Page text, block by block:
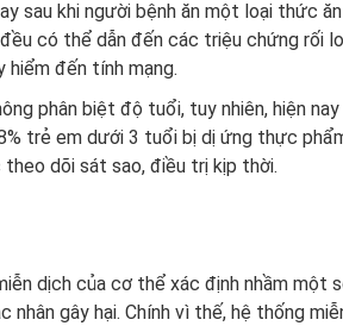
sau khi người bệnh ăn một loại thức ăn
có thể dẫn đến các triệu chứng rối
hiểm đến tính mạng.
phân biệt độ tuổi, tuy nhiên, hiện nay
trẻ em dưới 3 tuổi bị dị ứng thực
dõi sát sao, điều trị kịp thời.
dịch của cơ thể xác định nhầm một
gây hại. Chính vì thế, hệ thống